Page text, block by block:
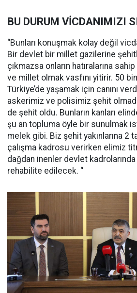
BU DURUM VİCDANIMIZI
“Bunları konuşmak kolay değil
Bir devlet bir millet gazilerine
çıkmazsa onların hatıralarına
ve millet olmak vasfını yitirir. 50
Türkiye’de yaşamak için canını
askerimiz ve polisimiz şehit
de şehit oldu. Bunların kanları
şu an topluma öyle bir sunulmak
melek gibi. Biz şehit yakınlarına 2
çalışma kadrosu verirken elimiz
dağdan inenler devlet
rehabilite edilecek. “